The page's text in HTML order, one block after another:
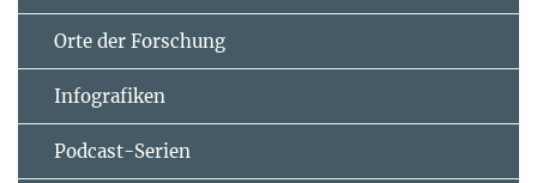
Orte der Forschung
Infografiken
Podcast-Serien